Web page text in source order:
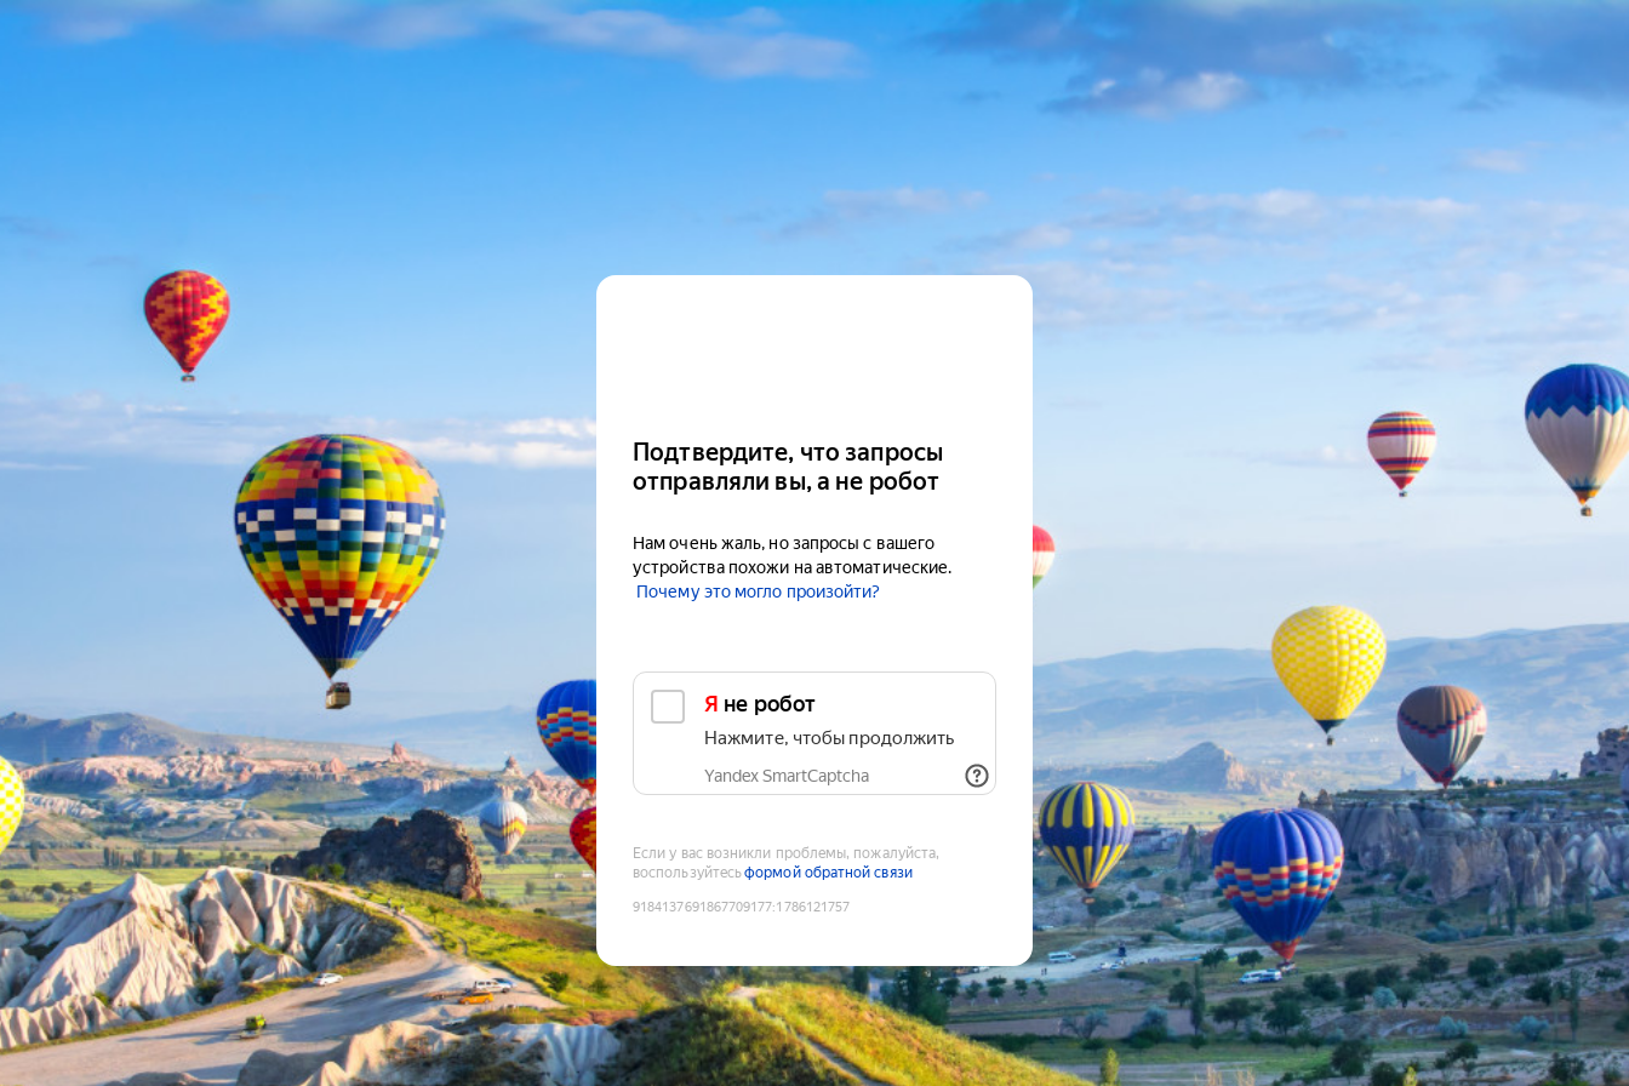
Подтвердите, что запросы
отправляли вы, а не робот
Нам очень жаль, но запросы с вашего
устройства похожи на автоматические.
Почему это могло произойти?
Я не робот
Нажмите, чтобы продолжить
Yandex SmartCaptcha
Если у вас возникли проблемы, пожалуйста,
воспользуйтесьформой обратной связи
9184137691867709177:1786121757